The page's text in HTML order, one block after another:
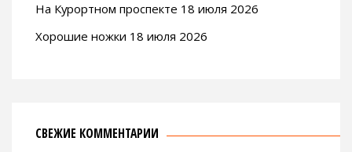
На Курортном проспекте 18 июля 2026
Хорошие ножки 18 июля 2026
СВЕЖИЕ КОММЕНТАРИИ